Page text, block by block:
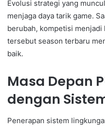
Evolusi strategi yang
menjaga daya tarik game.
berubah, kompetisi menjadi
tersebut season terbaru
baik.
Masa Depan
dengan
Penerapan sistem